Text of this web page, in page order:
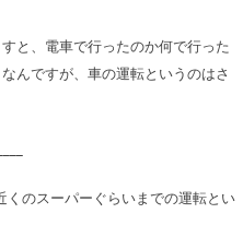
と、電車で行ったのか何で行った
んですが、車の運転というのはさ
のスーパーぐらいまでの運転とい